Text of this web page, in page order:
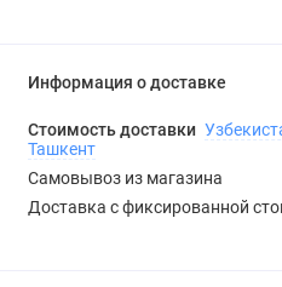
Информация о доставке
Стоимость доставки
Ташкент
Самовывоз из магазина
Доставка с фиксированной